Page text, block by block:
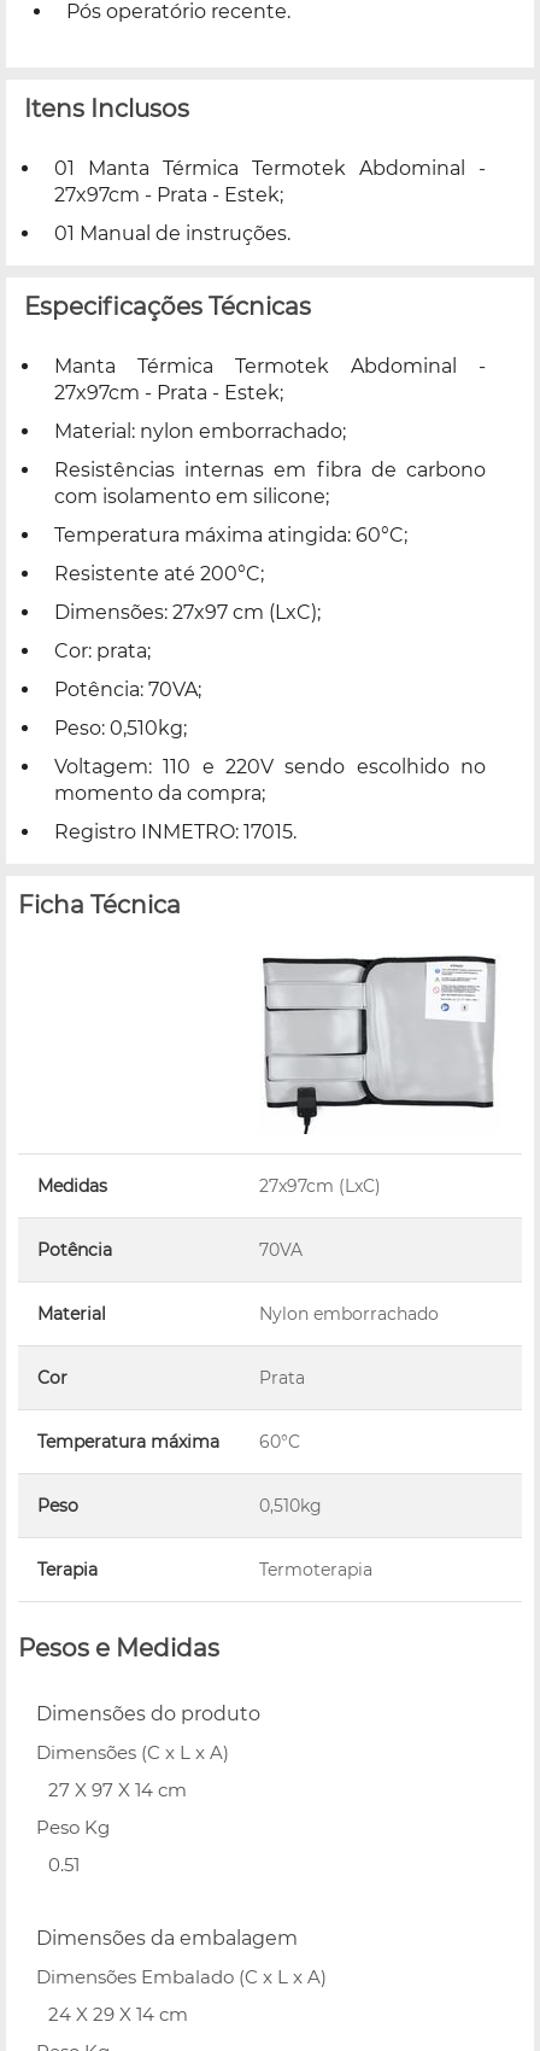
Pós operatório recente.
Itens Inclusos
01 Manta Térmica Termotek Abdominal -
27x97cm - Prata - Estek;
01 Manual de instruções.
Especificações Técnicas
Manta Térmica Termotek Abdominal -
27x97cm - Prata - Estek;
Material: nylon emborrachado;
Resistências internas em fibra de carbono
com isolamento em silicone;
Temperatura máxima atingida: 60°C;
Resistente até 200°C;
Dimensões: 27x97 cm (LxC);
Cor: prata;
Potência: 70VA;
Peso: 0,510kg;
Voltagem: 110 e 220V sendo escolhido no
momento da compra;
Registro INMETRO: 17015.
Ficha Técnica
Medidas 27x97cm (LxC)
Potência 70VA
Material Nylon emborrachado
Cor Prata
Temperatura máxima 60°C
Peso 0,510kg
Terapia Termoterapia
Pesos e Medidas
Dimensões do produto
Dimensões (C x L x A)
27 X 97 X 14 cm
Peso Kg
0.51
Dimensões da embalagem
Dimensões Embalado (C x L x A)
24 X 29 X 14 cm